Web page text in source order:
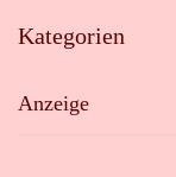
Kategorien
Anzeige